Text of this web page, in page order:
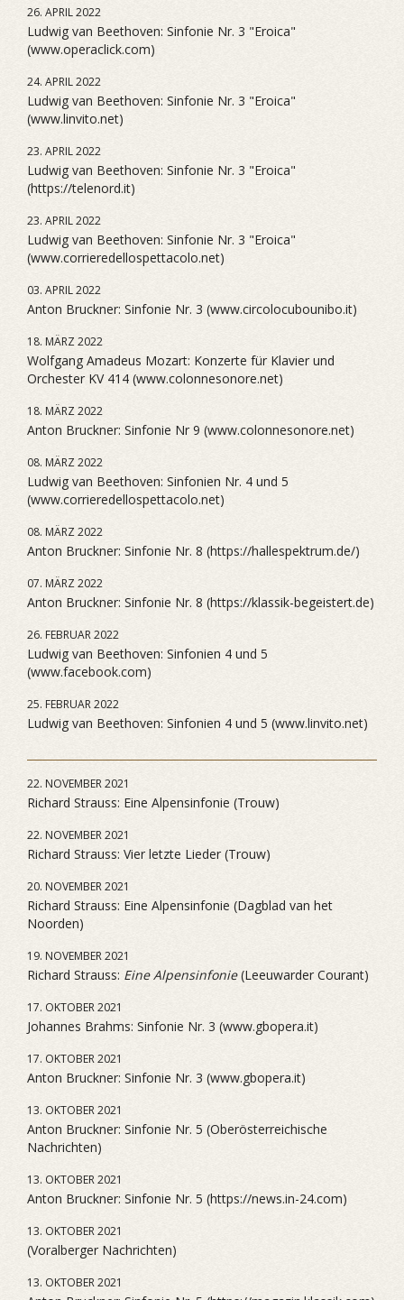
26. APRIL 2022
Ludwig van Beethoven: Sinfonie Nr. 3 "Eroica"
(www.operaclick.com)
24. APRIL 2022
Ludwig van Beethoven: Sinfonie Nr. 3 "Eroica"
(www.linvito.net)
23. APRIL 2022
Ludwig van Beethoven: Sinfonie Nr. 3 "Eroica"
(https://telenord.it)
23. APRIL 2022
Ludwig van Beethoven: Sinfonie Nr. 3 "Eroica"
(www.corrieredellospettacolo.net)
03. APRIL 2022
Anton Bruckner: Sinfonie Nr. 3 (www.circolocubounibo.it)
18. MÄRZ 2022
Wolfgang Amadeus Mozart: Konzerte für Klavier und
Orchester KV 414 (www.colonnesonore.net)
18. MÄRZ 2022
Anton Bruckner: Sinfonie Nr 9 (www.colonnesonore.net)
08. MÄRZ 2022
Ludwig van Beethoven: Sinfonien Nr. 4 und 5
(www.corrieredellospettacolo.net)
08. MÄRZ 2022
Anton Bruckner: Sinfonie Nr. 8 (https://hallespektrum.de/)
07. MÄRZ 2022
Anton Bruckner: Sinfonie Nr. 8 (https://klassik-begeistert.de)
26. FEBRUAR 2022
Ludwig van Beethoven: Sinfonien 4 und 5
(www.facebook.com)
25. FEBRUAR 2022
Ludwig van Beethoven: Sinfonien 4 und 5 (www.linvito.net)
22. NOVEMBER 2021
Richard Strauss: Eine Alpensinfonie (Trouw)
22. NOVEMBER 2021
Richard Strauss: Vier letzte Lieder (Trouw)
20. NOVEMBER 2021
Richard Strauss: Eine Alpensinfonie (Dagblad van het
Noorden)
19. NOVEMBER 2021
Richard Strauss: Eine Alpensinfonie(Leeuwarder Courant)
17. OKTOBER 2021
Johannes Brahms: Sinfonie Nr. 3 (www.gbopera.it)
17. OKTOBER 2021
Anton Bruckner: Sinfonie Nr. 3 (www.gbopera.it)
13. OKTOBER 2021
Anton Bruckner: Sinfonie Nr. 5 (Oberösterreichische
Nachrichten)
13. OKTOBER 2021
Anton Bruckner: Sinfonie Nr. 5 (https://news.in-24.com)
13. OKTOBER 2021
(Voralberger Nachrichten)
13. OKTOBER 2021